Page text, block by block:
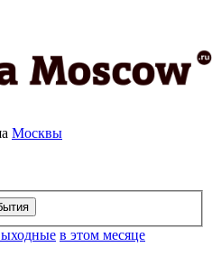
Москвы
в этом месяце